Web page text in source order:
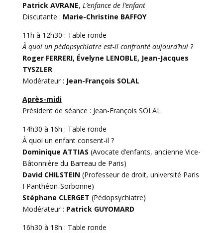
Patrick AVRANE, L’enfance de l’enfant
Discutante : Marie-Christine BAFFOY
11h à 12h30 : Table ronde
À quoi un pédopsychiatre est-il confronté aujourd’hui ?
Roger FERRERI, Évelyne LENOBLE, Jean-Jacques
TYSZLER
Modérateur : Jean-François SOLAL
Après-midi
Président de séance : Jean-François SOLAL
14h30 à 16h : Table ronde
À quoi un enfant consent-il ?
Dominique ATTIAS (Avocate d’enfants, ancienne Vice-
Bâtonnière du Barreau de Paris)
David CHILSTEIN (Professeur de droit, université Paris
I Panthéon-Sorbonne)
Stéphane CLERGET (Pédopsychiatre)
Modérateur : Patrick GUYOMARD
16h30 à 18h : Table ronde